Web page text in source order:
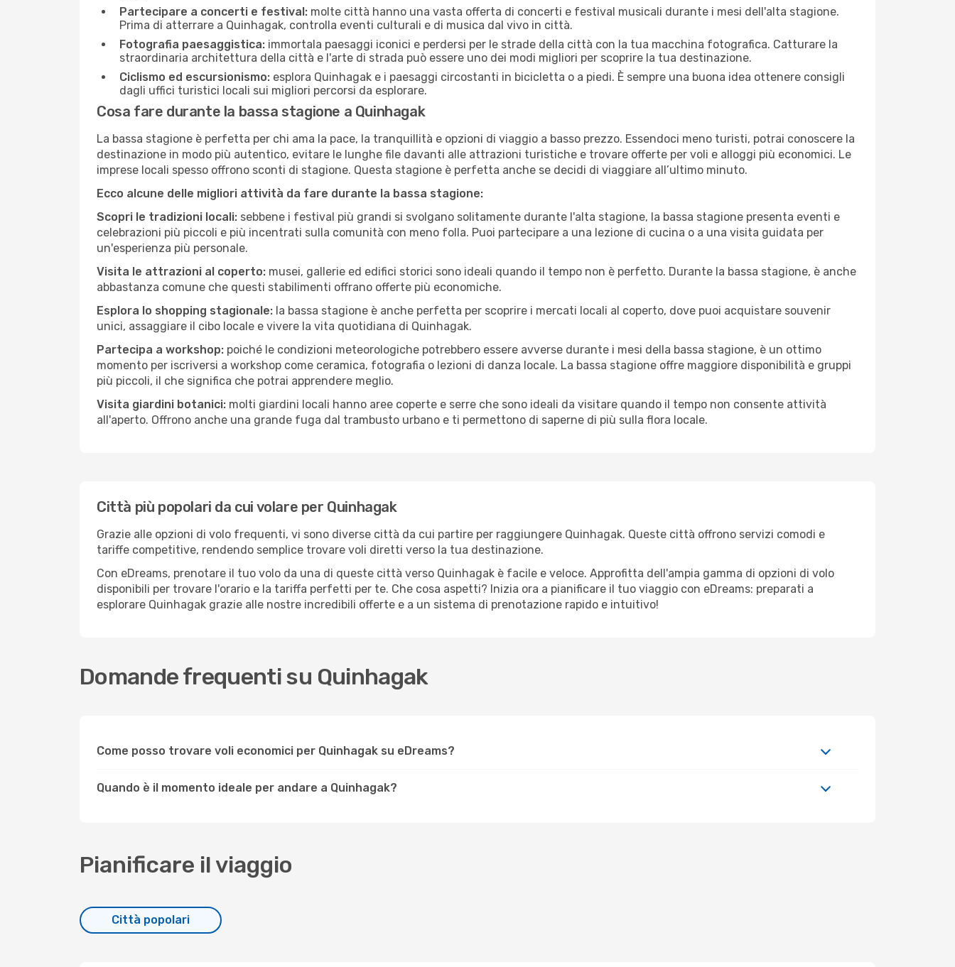
Partecipare a concerti e festival: molte città hanno una vasta offerta di concerti e festival musicali durante i mesi dell'alta stagione.
Prima di atterrare a Quinhagak, controlla eventi culturali e di musica dal vivo in città.
Fotografia paesaggistica: immortala paesaggi iconici e perdersi per le strade della città con la tua macchina fotografica. Catturare la
straordinaria architettura della città e l'arte di strada può essere uno dei modi migliori per scoprire la tua destinazione.
Ciclismo ed escursionismo: esplora Quinhagak e i paesaggi circostanti in bicicletta o a piedi. È sempre una buona idea ottenere consigli
dagli uffici turistici locali sui migliori percorsi da esplorare.
Cosa fare durante la bassa stagione a Quinhagak
La bassa stagione è perfetta per chi ama la pace, la tranquillità e opzioni di viaggio a basso prezzo. Essendoci meno turisti, potrai conoscere la
destinazione in modo più autentico, evitare le lunghe file davanti alle attrazioni turistiche e trovare offerte per voli e alloggi più economici. Le
imprese locali spesso offrono sconti di stagione. Questa stagione è perfetta anche se decidi di viaggiare all’ultimo minuto.
Ecco alcune delle migliori attività da fare durante la bassa stagione:
Scopri le tradizioni locali: sebbene i festival più grandi si svolgano solitamente durante l'alta stagione, la bassa stagione presenta eventi e
celebrazioni più piccoli e più incentrati sulla comunità con meno folla. Puoi partecipare a una lezione di cucina o a una visita guidata per
un'esperienza più personale.
Visita le attrazioni al coperto: musei, gallerie ed edifici storici sono ideali quando il tempo non è perfetto. Durante la bassa stagione, è anche
abbastanza comune che questi stabilimenti offrano offerte più economiche.
Esplora lo shopping stagionale: la bassa stagione è anche perfetta per scoprire i mercati locali al coperto, dove puoi acquistare souvenir
unici, assaggiare il cibo locale e vivere la vita quotidiana di Quinhagak.
Partecipa a workshop: poiché le condizioni meteorologiche potrebbero essere avverse durante i mesi della bassa stagione, è un ottimo
momento per iscriversi a workshop come ceramica, fotografia o lezioni di danza locale. La bassa stagione offre maggiore disponibilità e gruppi
più piccoli, il che significa che potrai apprendere meglio.
Visita giardini botanici: molti giardini locali hanno aree coperte e serre che sono ideali da visitare quando il tempo non consente attività
all'aperto. Offrono anche una grande fuga dal trambusto urbano e ti permettono di saperne di più sulla flora locale.
Città più popolari da cui volare per Quinhagak
Grazie alle opzioni di volo frequenti, vi sono diverse città da cui partire per raggiungere Quinhagak. Queste città offrono servizi comodi e
tariffe competitive, rendendo semplice trovare voli diretti verso la tua destinazione.
Con eDreams, prenotare il tuo volo da una di queste città verso Quinhagak è facile e veloce. Approfitta dell'ampia gamma di opzioni di volo
disponibili per trovare l'orario e la tariffa perfetti per te. Che cosa aspetti? Inizia ora a pianificare il tuo viaggio con eDreams: preparati a
esplorare Quinhagak grazie alle nostre incredibili offerte e a un sistema di prenotazione rapido e intuitivo!
Domande frequenti su Quinhagak
Come posso trovare voli economici per Quinhagak su eDreams?
Quando è il momento ideale per andare a Quinhagak?
Pianificare il viaggio
Città popolari